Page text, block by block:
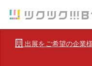
出展をご希望の企業様